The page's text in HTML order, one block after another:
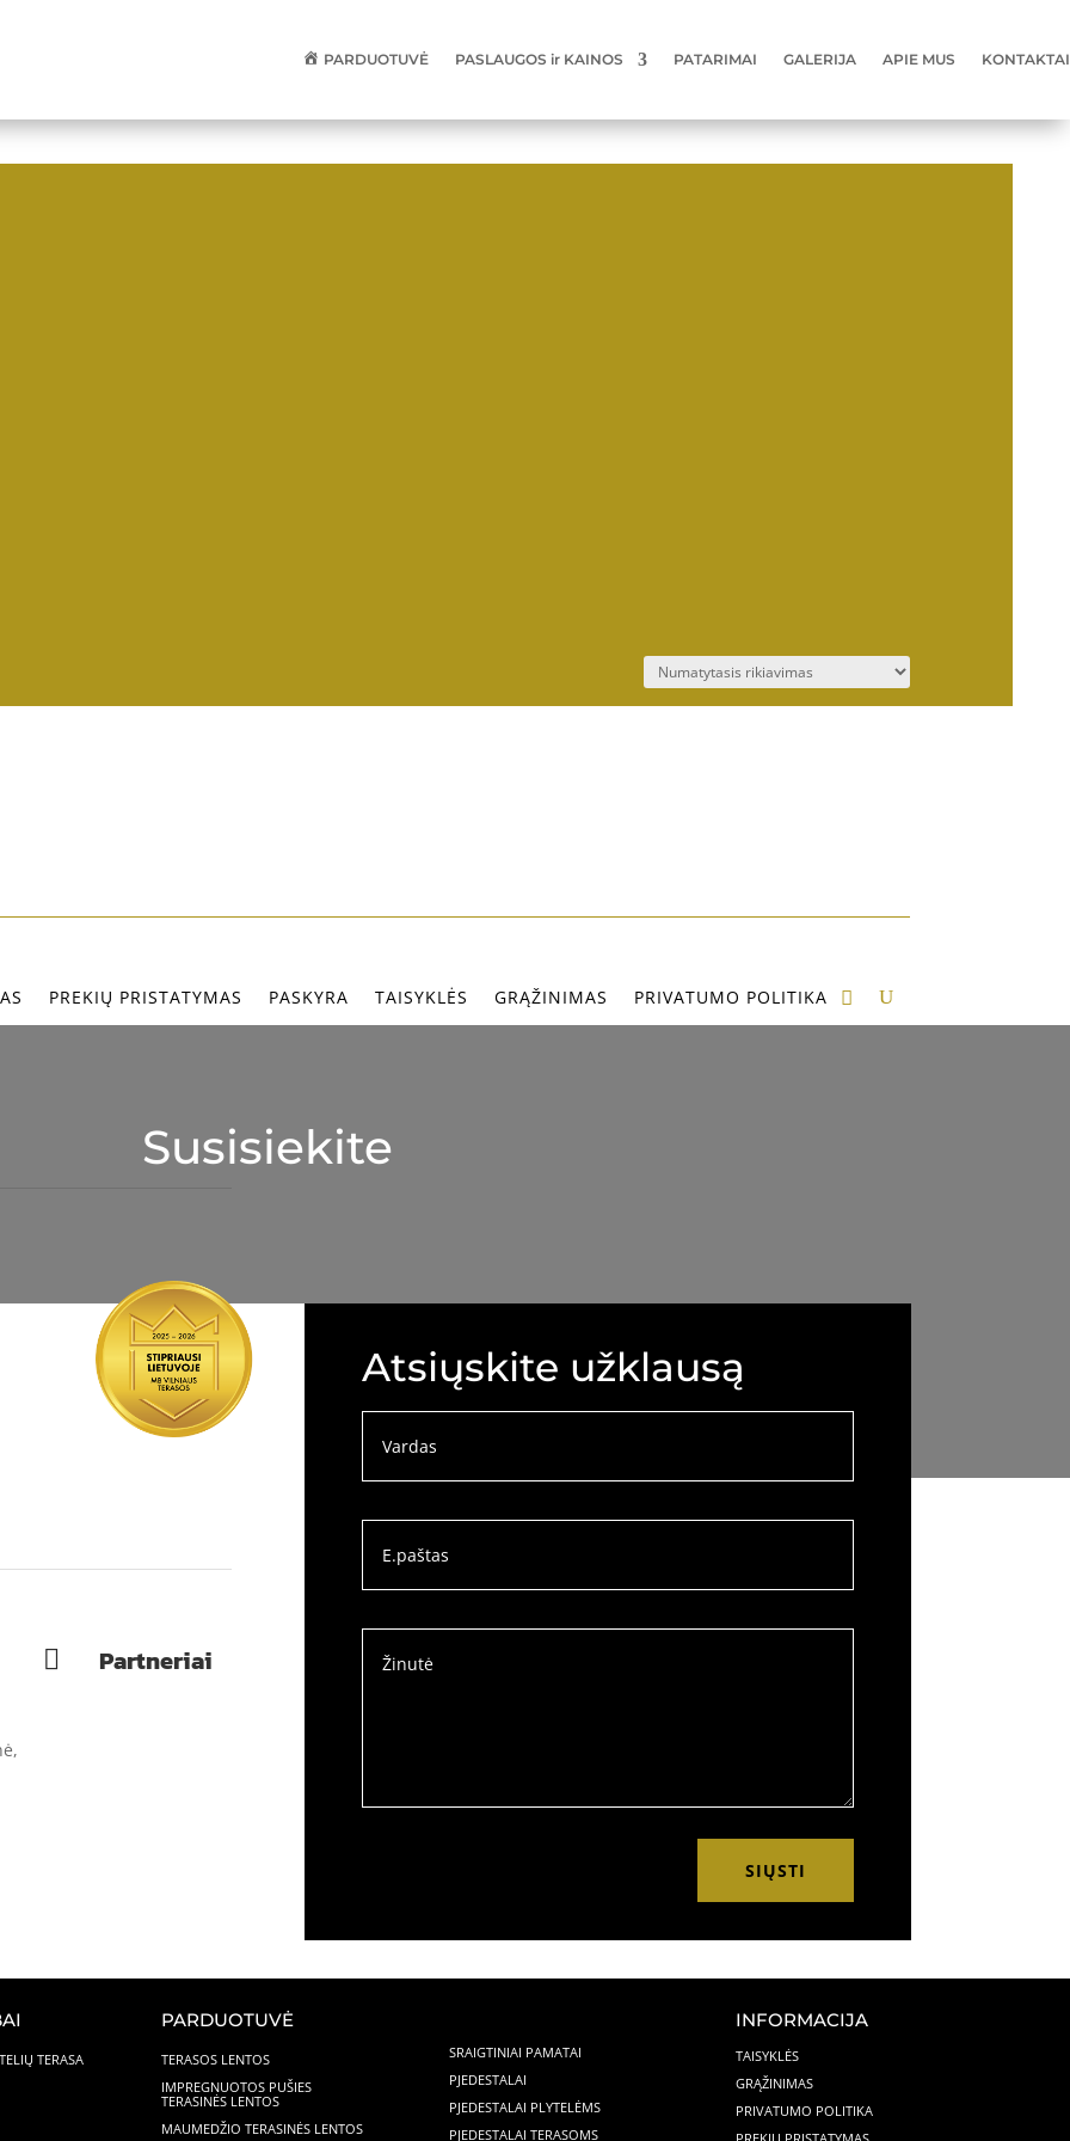
PARDUOTUVĖ PASLAUGOS ir KAINOS PATARIMAI GALERIJA APIE MUS KONTAKTAI
PREKIŲ PRISTATYMAS PASKYRA TAISYKLĖS GRĄŽINIMAS PRIVATUMO POLITIKA
Susisiekite
 Partneriai
Atsiųskite užklausą
SIŲSTI
TERASA
PARDUOTUVĖ
TERASOS LENTOS
IMPREGNUOTOS PUŠIES
TERASINĖS LENTOS
MAUMEDŽIO TERASINĖS LENTOS
SRAIGTINIAI PAMATAI
PJEDESTALAI
PJEDESTALAI PLYTELĖMS
PJEDESTALAI TERASOMS
INFORMACIJA
TAISYKLĖS
GRĄŽINIMAS
PRIVATUMO POLITIKA